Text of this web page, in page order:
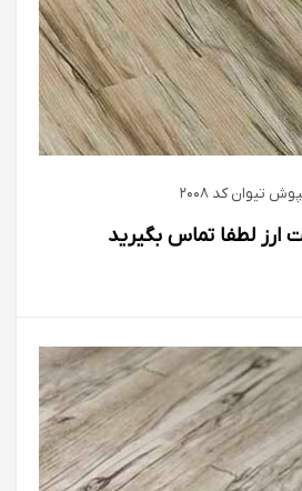
تیوان كد 2008
ارز لطفا تماس بگیرید